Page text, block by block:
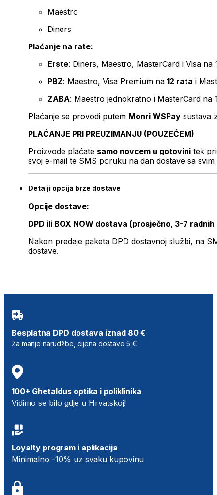
Maestro
Diners
Plaćanje na rate:
Erste: Diners, Maestro, MasterCard i Visa na
PBZ: Maestro, Visa Premium na 12 rata i
ZABA: Maestro jednokratno i MasterCard na
Plaćanje se provodi putem Monri WSPay sustava
PLAĆANJE PRI PREUZIMANJU (POUZEĆEM)
Proizvode plaćate samo novcem u gotovini tek
svoj e-mail te SMS poruku na dan dostave sa svim
Detalji opcija brze dostave
Opcije dostave:
DPD ili BOX NOW dostava (prosječno, 3-7 radnih
Nakon predaje paketa DPD dostavnoj službi, na
dostave.
Besplatna DPD dostava iznad 80 €
Za manje narudžbe, cijena dostave 5 €
100+ Ghetaldus optika i poliklinika
Vidimo se bilo gdje u Hrvatskoj!
Loyalty program i aplikacija
Minimalno -10% uz svaku kupovinu